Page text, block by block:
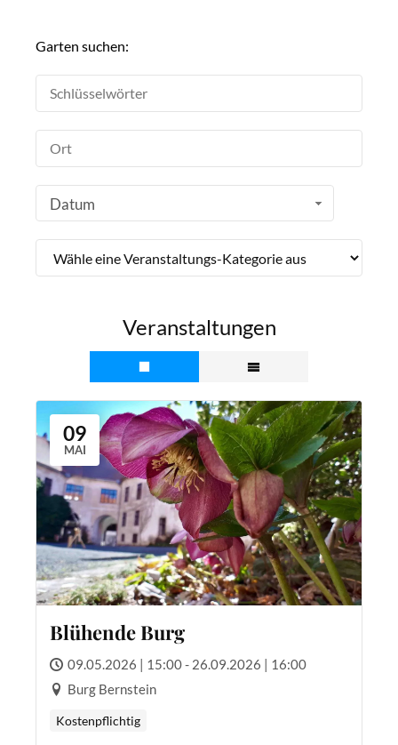
Garten suchen:
Datum
Veranstaltungen
09
MAI
Blühende Burg
09.05.2026 | 15:00 - 26.09.2026 | 16:00
Burg Bernstein
Kostenpflichtig